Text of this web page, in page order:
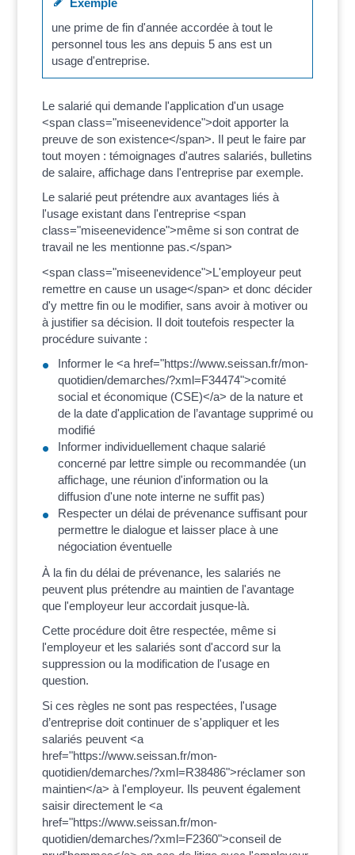
une prime de fin d'année accordée à tout le
personnel tous les ans depuis 5 ans est un
usage d'entreprise.
Le salarié qui demande l'application d'un usage
<span class="miseenevidence">doit apporter la
preuve de son existence</span>. Il peut le faire par
tout moyen : témoignages d'autres salariés, bulletins
de salaire, affichage dans l'entreprise par exemple.
Le salarié peut prétendre aux avantages liés à
l'usage existant dans l'entreprise <span
class="miseenevidence">même si son contrat de
travail ne les mentionne pas.</span>
<span class="miseenevidence">L'employeur peut
remettre en cause un usage</span> et donc décider
d'y mettre fin ou le modifier, sans avoir à motiver ou
à justifier sa décision. Il doit toutefois respecter la
procédure suivante :
Informer le <a href="https://www.seissan.fr/mon-
quotidien/demarches/?xml=F34474">comité
social et économique (CSE)</a> de la nature et
de la date d'application de l’avantage supprimé ou
modifié
Informer individuellement chaque salarié
concerné par lettre simple ou recommandée (un
affichage, une réunion d'information ou la
diffusion d'une note interne ne suffit pas)
Respecter un délai de prévenance suffisant pour
permettre le dialogue et laisser place à une
négociation éventuelle
À la fin du délai de prévenance, les salariés ne
peuvent plus prétendre au maintien de l'avantage
que l'employeur leur accordait jusque-là.
Cette procédure doit être respectée, même si
l'employeur et les salariés sont d'accord sur la
suppression ou la modification de l'usage en
question.
Si ces règles ne sont pas respectées, l'usage
d’entreprise doit continuer de s'appliquer et les
salariés peuvent <a
href="https://www.seissan.fr/mon-
quotidien/demarches/?xml=R38486">réclamer son
maintien</a> à l'employeur. Ils peuvent également
saisir directement le <a
href="https://www.seissan.fr/mon-
quotidien/demarches/?xml=F2360">conseil de